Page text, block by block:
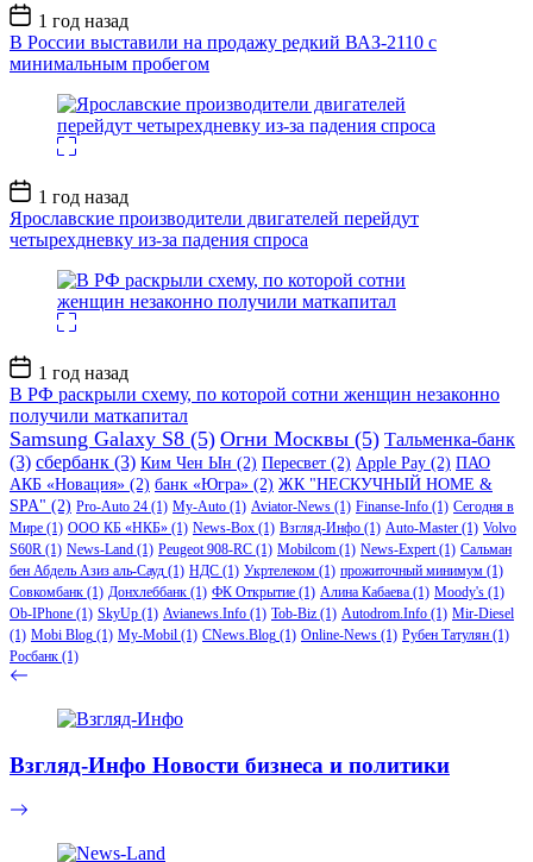
Дата
записи
1 год назад
В России выставили на продажу редкий ВАЗ-2110 с
минимальным пробегом
Дата
записи
1 год назад
Ярославские производители двигателей перейдут
четырехдневку из-за падения спроса
Дата
записи
1 год назад
В РФ раскрыли схему, по которой сотни женщин незаконно
получили маткапитал
Samsung Galaxy S8 (5) Огни Москвы (5) Тальменка-банк
(3) сбербанк (3) Ким Чен Ын (2) Пересвет (2) Apple Pay (2) ПАО
АКБ «Новация» (2) банк «Югра» (2) ЖК "НЕСКУЧНЫЙ HOME &
SPA" (2) Pro-Auto 24 (1) My-Auto (1) Aviator-News (1) Finanse-Info (1) Сегодня в
Мире (1) ООО КБ «НКБ» (1) News-Box (1) Взгляд-Инфо (1) Auto-Master (1) Volvo
S60R (1) News-Land (1) Peugeot 908-RC (1) Mobilcom (1) News-Expert(1) Сальман
бен Абдель Азиз аль-Сауд (1) НДС (1) Укртелеком (1) прожиточный минимум (1)
Совкомбанк (1) Донхлеббанк (1) ФК Открытие (1) Алина Кабаева (1) Moody's (1)
Ob-IPhone (1) SkyUp (1) Avianews.Info (1) Tob-Biz (1) Autodrom.Info (1) Mir-Diesel
(1) Mobi Blog (1) My-Mobil (1) CNews.Blog (1) Online-News (1) Рубен Татулян (1)
Росбанк (1)
Взгляд-Инфо Новости бизнеса и политики